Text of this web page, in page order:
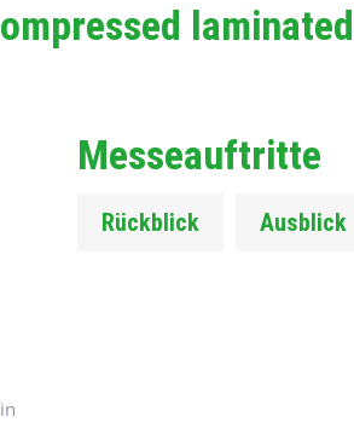
Messeauftritte
Rückblick Ausblick